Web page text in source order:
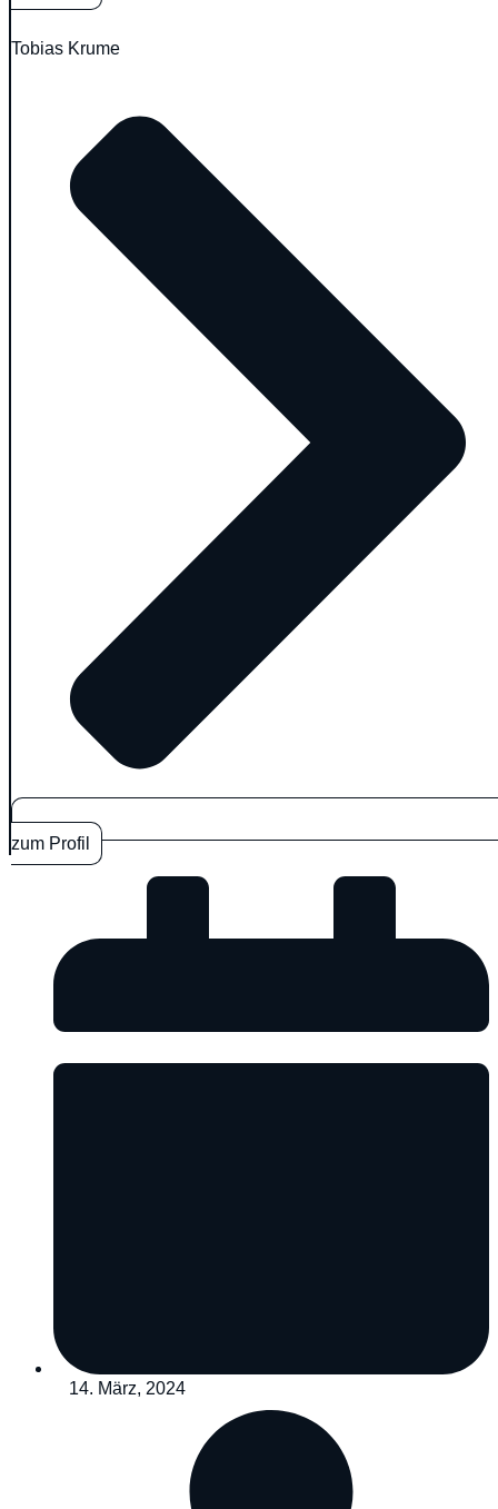
Tobias Krume
zum Profil
14. März, 2024